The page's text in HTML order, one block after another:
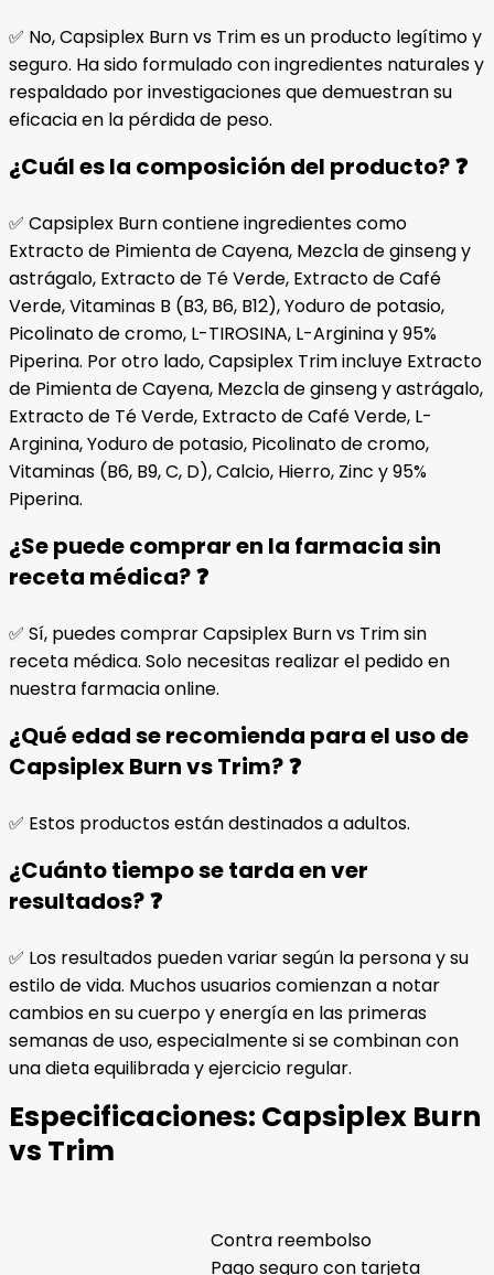
✅ No, Capsiplex Burn vs Trim es un producto legítimo y
seguro. Ha sido formulado con ingredientes naturales y
respaldado por investigaciones que demuestran su
eficacia en la pérdida de peso.
¿Cuál es la composición del producto? ❓
✅ Capsiplex Burn contiene ingredientes como
Extracto de Pimienta de Cayena, Mezcla de ginseng y
astrágalo, Extracto de Té Verde, Extracto de Café
Verde, Vitaminas B (B3, B6, B12), Yoduro de potasio,
Picolinato de cromo, L-TIROSINA, L-Arginina y 95%
Piperina. Por otro lado, Capsiplex Trim incluye Extracto
de Pimienta de Cayena, Mezcla de ginseng y astrágalo,
Extracto de Té Verde, Extracto de Café Verde, L-
Arginina, Yoduro de potasio, Picolinato de cromo,
Vitaminas (B6, B9, C, D), Calcio, Hierro, Zinc y 95%
Piperina.
¿Se puede comprar en la farmacia sin
receta médica? ❓
✅ Sí, puedes comprar Capsiplex Burn vs Trim sin
receta médica. Solo necesitas realizar el pedido en
nuestra farmacia online.
¿Qué edad se recomienda para el uso de
Capsiplex Burn vs Trim? ❓
✅ Estos productos están destinados a adultos.
¿Cuánto tiempo se tarda en ver
resultados? ❓
✅ Los resultados pueden variar según la persona y su
estilo de vida. Muchos usuarios comienzan a notar
cambios en su cuerpo y energía en las primeras
semanas de uso, especialmente si se combinan con
una dieta equilibrada y ejercicio regular.
Especificaciones: Capsiplex Burn
vs Trim
Contra reembolso
Pago seguro con tarjeta